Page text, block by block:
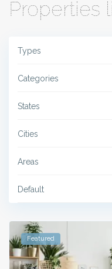
Properties
Types
Categories
States
Cities
Areas
Default
Featured